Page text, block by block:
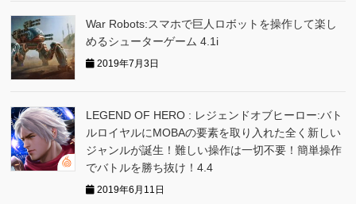
War Robots:スマホで巨人ロボットを操作して楽し
めるシューターゲーム 4.1i
2019年7月3日
LEGEND OF HERO : レジェンドオブヒーロー:バト
ルロイヤルにMOBAの要素を取り入れた全く新しい
ジャンルが誕生！難しい操作は一切不要！簡単操作
でバトルを勝ち抜け！4.4
2019年6月11日